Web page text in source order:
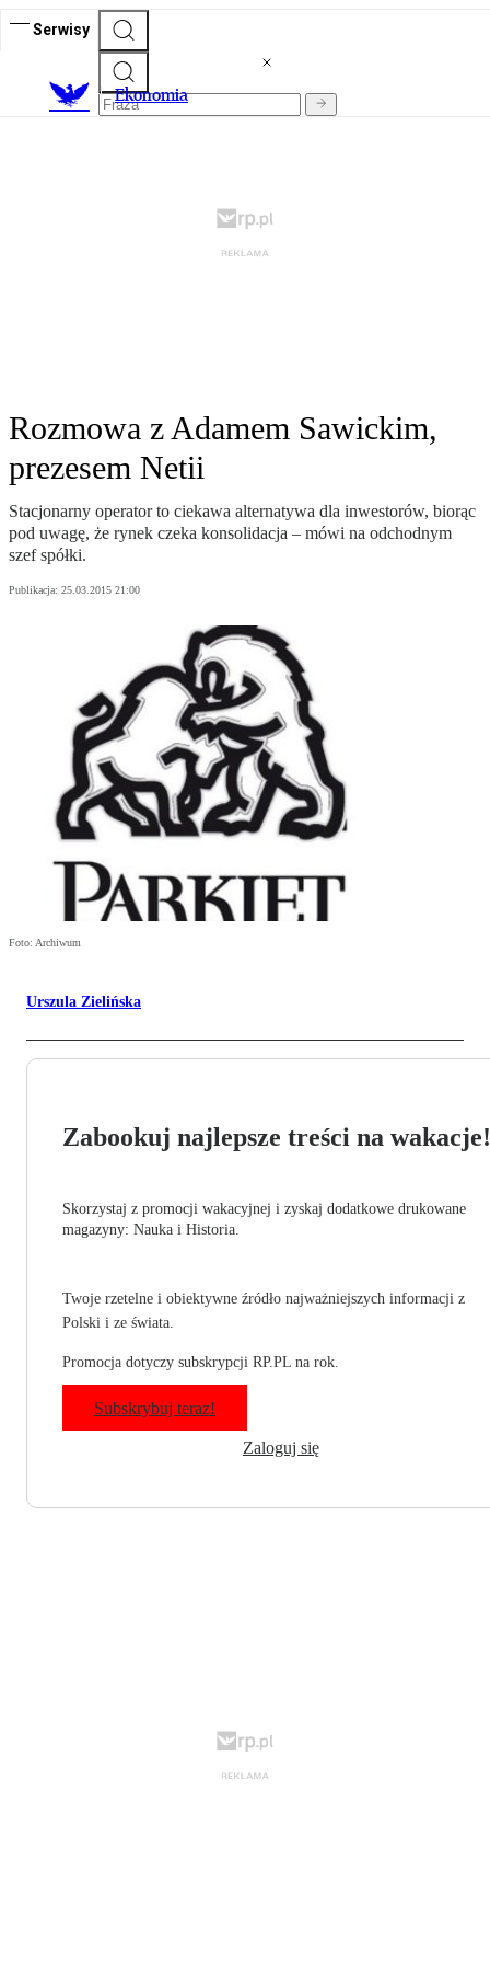
Serwisy
Ekonomia
Rozmowa z Adamem Sawickim,
prezesem Netii
Stacjonarny operator to ciekawa alternatywa dla inwestorów, biorąc
pod uwagę, że rynek czeka konsolidacja – mówi na odchodnym
szef spółki.
Publikacja: 25.03.2015 21:00
Foto: Archiwum
Urszula Zielińska
Zabookuj najlepsze treści na wakacje!
Skorzystaj z promocji wakacyjnej i zyskaj dodatkowe drukowane
magazyny: Nauka i Historia.
Twoje rzetelne i obiektywne źródło najważniejszych informacji z
Polski i ze świata.
Promocja dotyczy subskrypcji RP.PL na rok.
Subskrybuj teraz!
Zaloguj się